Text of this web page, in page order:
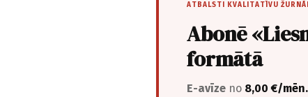
ATBALSTI KVALITATĪVU
Abonē
formātā
E-avīze no 8,00 €/mēn.